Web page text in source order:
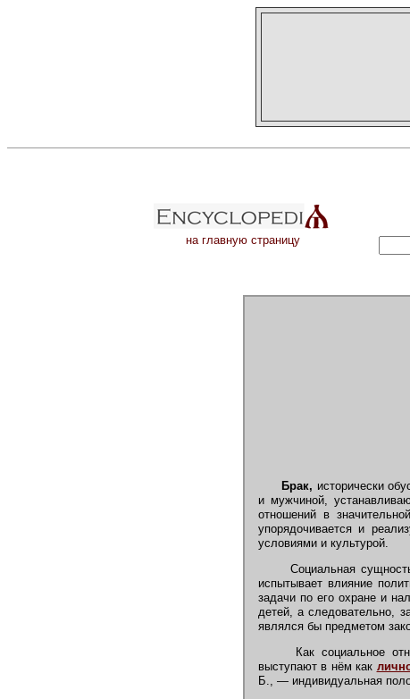
на главную страницу
Брак, исторически
и мужчиной,
отношений в
упорядочивается и
условиями и культурой.
Социальная
испытывает влияние
задачи по его охране и
детей, а следовательно,
являлся бы предметом
Как социальное
выступают в нём как
Б., — индивидуальная